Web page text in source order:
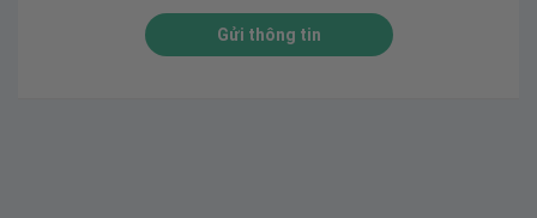
Gửi thông tin